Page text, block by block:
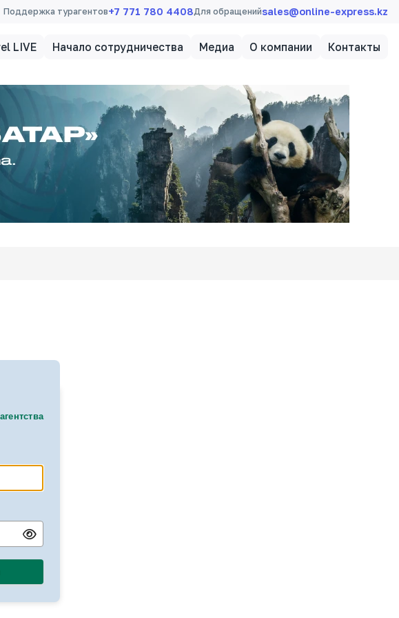
Поддержка турагентов+7 771 780 4408Для обращенийsales@online-express.kz
LIVE Начало сотрудничества Медиа О компании Контакты